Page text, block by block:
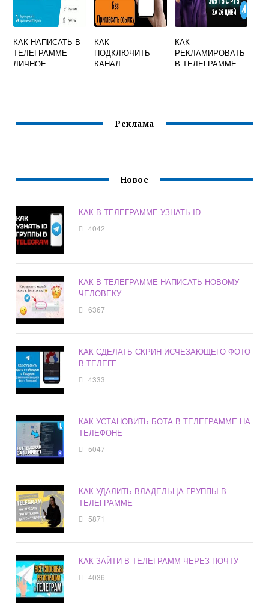
КАК НАПИСАТЬ В
ТЕЛЕГРАММЕ
ЛИЧНОЕ
КАК
ПОДКЛЮЧИТЬ
КАНАЛ
КАК
РЕКЛАМИРОВАТЬ
В ТЕЛЕГРАММЕ
Реклама
Новое
КАК В ТЕЛЕГРАММЕ УЗНАТЬ ID
4042
КАК В ТЕЛЕГРАММЕ НАПИСАТЬ НОВОМУ
ЧЕЛОВЕКУ
6367
КАК СДЕЛАТЬ СКРИН ИСЧЕЗАЮЩЕГО ФОТО
В ТЕЛЕГЕ
4333
КАК УСТАНОВИТЬ БОТА В ТЕЛЕГРАММЕ НА
ТЕЛЕФОНЕ
5047
КАК УДАЛИТЬ ВЛАДЕЛЬЦА ГРУППЫ В
ТЕЛЕГРАММЕ
5871
КАК ЗАЙТИ В ТЕЛЕГРАММ ЧЕРЕЗ ПОЧТУ
4036